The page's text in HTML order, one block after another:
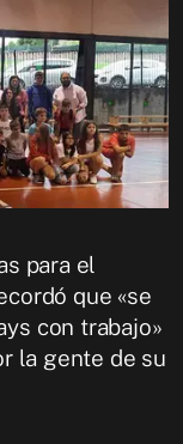
para el
que «se
con trabajo»
la gente de su